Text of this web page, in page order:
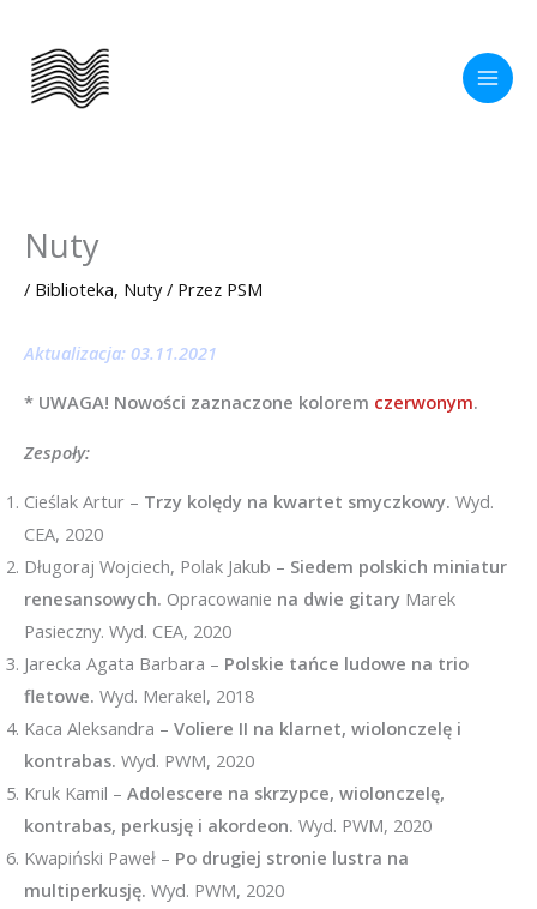
treści
Nuty
/ Biblioteka, Nuty/ Przez PSM
Aktualizacja: 03.11.2021
* UWAGA! Nowości zaznaczone kolorem czerwonym.
Zespoły:
Cieślak Artur – Trzy kolędy na kwartet smyczkowy. Wyd.
CEA, 2020
Długoraj Wojciech, Polak Jakub – Siedem polskich miniatur
renesansowych. Opracowanie na dwie gitary Marek
Pasieczny. Wyd. CEA, 2020
Jarecka Agata Barbara – Polskie tańce ludowe na trio
fletowe. Wyd. Merakel, 2018
Kaca Aleksandra – Voliere II na klarnet, wiolonczelę i
kontrabas. Wyd. PWM, 2020
Kruk Kamil – Adolescere na skrzypce, wiolonczelę,
kontrabas, perkusję i akordeon. Wyd. PWM, 2020
Kwapiński Paweł – Po drugiej stronie lustra na
multiperkusję. Wyd. PWM, 2020